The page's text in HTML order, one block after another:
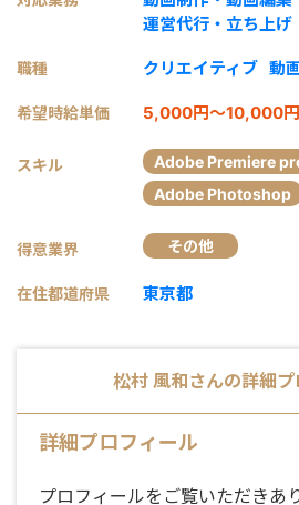
運営代行・立ち上げ
職種 クリエイティブ 動
希望時給単価 5,000円～10,000円
スキル
Adobe Premiere
Adobe Photoshop
得意業界 その他
在住都道府県 東京都
松村 風和さんの詳細
詳細プロフィール
プロフィールをご覧いただきあ